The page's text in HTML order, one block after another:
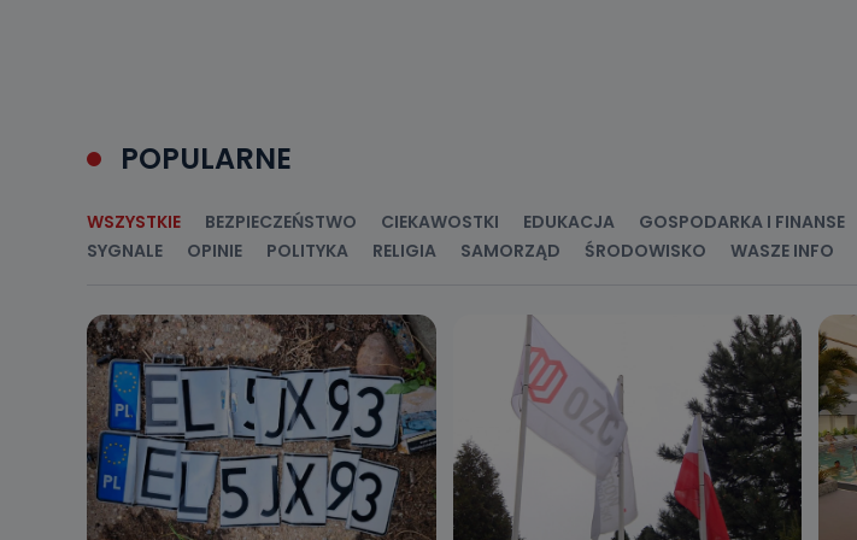
POPULARNE
WSZYSTKIE BEZPIECZEŃSTWO CIEKAWOSTKI EDUKACJA GOSPODARKA I FINANSE
SYGNALE
OPINIE POLITYKA RELIGIA SAMORZĄD ŚRODOWISKO WASZE INFO